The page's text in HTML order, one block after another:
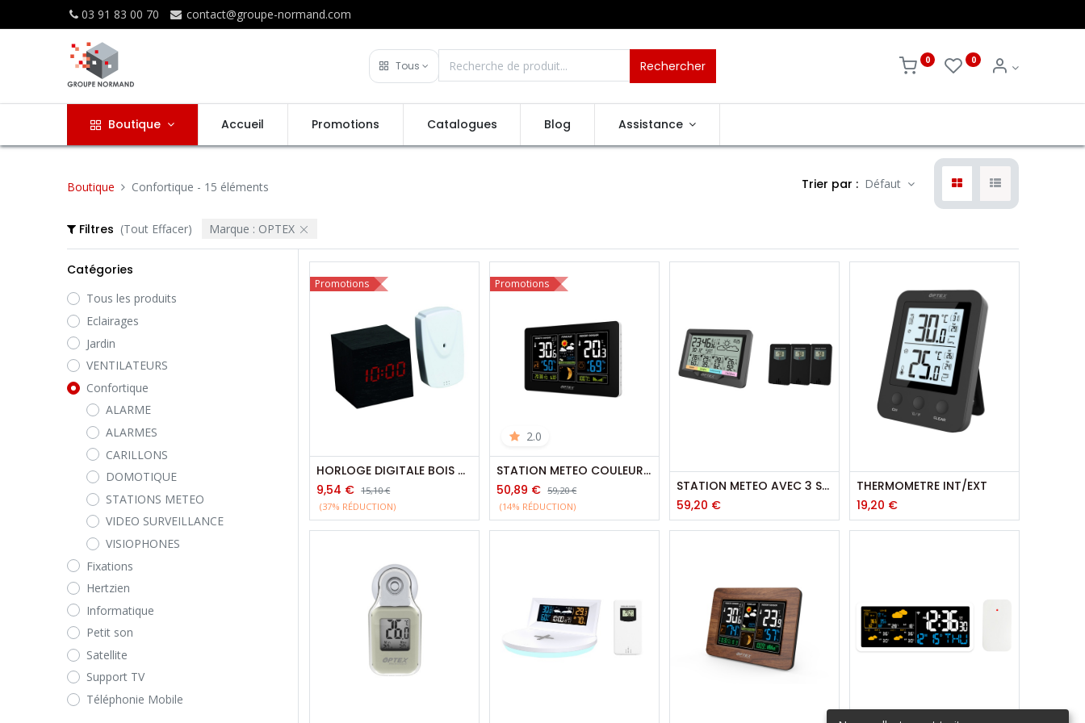
03 91 83 00 70 contact@groupe-normand.com
Tous Rechercher 0 0
Boutique Accueil Promotions Catalogues Blog Assistance
Boutique Confortique - 15 éléments Trier par : Défaut
Filtres (Tout Effacer) Marque : OPTEX
Catégories
Tous les produits
Eclairages
Jardin
VENTILATEURS
Confortique
ALARME
ALARMES
CARILLONS
DOMOTIQUE
STATIONS METEO
VIDEO SURVEILLANCE
VISIOPHONES
Fixations
Hertzien
Informatique
Petit son
Satellite
Support TV
Téléphonie Mobile
HORLOGE DIGITALE BOIS + TEMPERATURES
9,54 € 15,10€
(37% RÉDUCTION)
Promotions
STATION METEO COULEUR AVEC CHARGEUR USB
50,89 € 59,20€
(14% RÉDUCTION)
2.0
Promotions
STATION METEO AVEC 3 SONDES EXTERIEURES
59,20 €
THERMOMETRE INT/EXT
19,20 €